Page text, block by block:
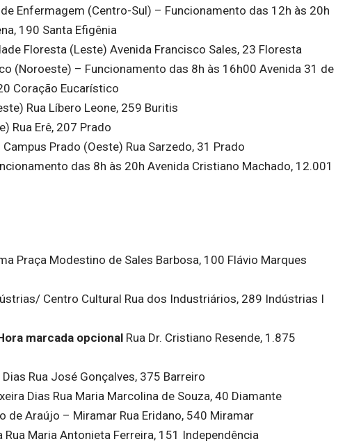
Enfermagem (Centro-Sul) – Funcionamento das 12h às 20h
190 Santa Efigênia
Floresta (Leste) Avenida Francisco Sales, 23 Floresta
(Noroeste) – Funcionamento das 8h às 16h00 Avenida 31 de
Coração Eucarístico
Rua Líbero Leone, 259 Buritis
Rua Erê, 207 Prado
Prado (Oeste) Rua Sarzedo, 31 Prado
das 8h às 20h Avenida Cristiano Machado, 12.001
Praça Modestino de Sales Barbosa, 100 Flávio Marques
Centro Cultural Rua dos Industriários, 289 Indústrias I
marcada opcional Rua Dr. Cristiano Resende, 1.875
Rua José Gonçalves, 375 Barreiro
Dias Rua Maria Marcolina de Souza, 40 Diamante
de Araújo – Miramar Rua Eridano, 540 Miramar
Maria Antonieta Ferreira, 151 Independência